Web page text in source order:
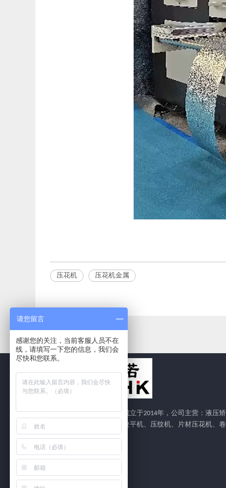
压花机 压花机金属
安徽中诺智能机械有限公司成立于2014年，公司主营：液压矫
平机、数控整平机、机械式校平机、压纹机、片材压花机、卷
材压花生产线、开平机。
请您留言
感谢您的关注，当前客服人员不在
线，请填写一下您的信息，我们会
尽快和您联系。